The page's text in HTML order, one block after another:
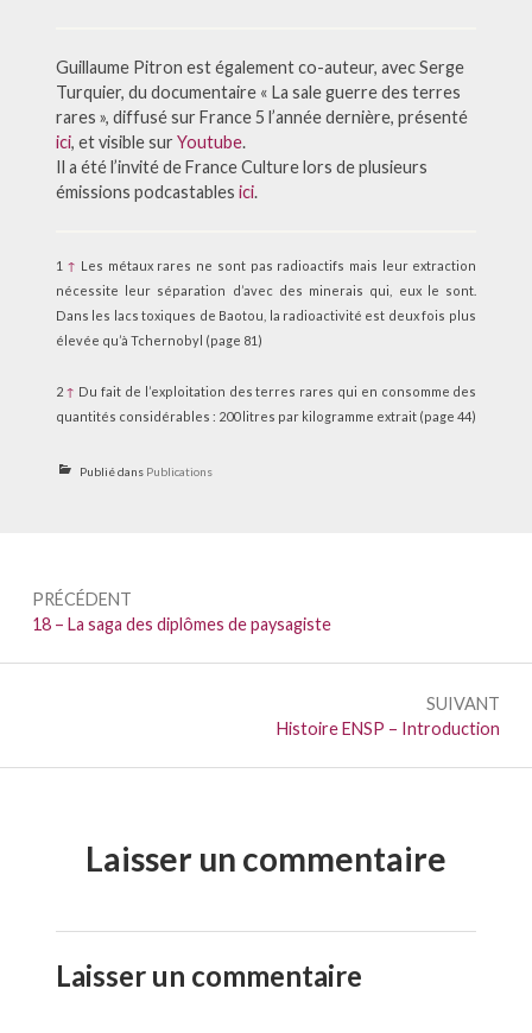
Guillaume Pitron est également co-auteur, avec Serge
Turquier, du documentaire « La sale guerre des terres
rares », diffusé sur France 5 l’année dernière, présenté
ici, et visible sur Youtube.
Il a été l’invité de France Culture lors de plusieurs
émissions podcastables ici.
1 ↑ Les métaux rares ne sont pas radioactifs mais leur extraction
nécessite leur séparation d’avec des minerais qui, eux le sont.
Dans les lacs toxiques de Baotou, la radioactivité est deux fois plus
élevée qu’à Tchernobyl (page 81)
2 ↑ Du fait de l’exploitation des terres rares qui en consomme des
quantités considérables : 200 litres par kilogramme extrait (page 44)
Publié dans Publications
Navigation
de
l’article
PRÉCÉDENT
Précédent :
18 – La saga des diplômes de paysagiste
SUIVANT
Suivant :
Histoire ENSP – Introduction
Laisser un commentaire
Laisser un commentaire